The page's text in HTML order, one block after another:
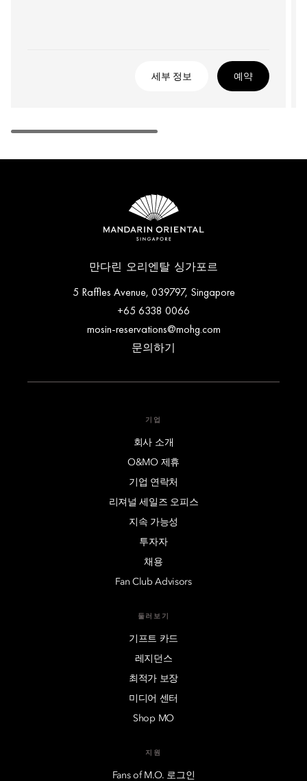
세부 정보 예약
만다린 오리엔탈 싱가포르
5 Raffles Avenue, 039797, Singapore
+65 6338 0066
mosin-reservations@mohg.com
문의하기
기업
회사 소개
O&MO 제휴
기업 연락처
리져널 세일즈 오피스
지속 가능성
투자자
채용
Fan Club Advisors
둘러보기
기프트 카드
레지던스
최적가 보장
미디어 센터
Shop MO
지원
Fans of M.O. 로그인